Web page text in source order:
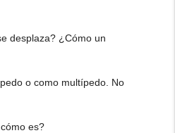
desplaza? ¿Cómo un
o como multípedo. No
es?